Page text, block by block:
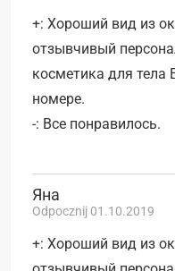
+: Хороший вид из
отзывчивый
косметика для тела
номере.
-: Все понравилось.
Яна
Odpocznij 01.10.2019
+: Хороший вид из